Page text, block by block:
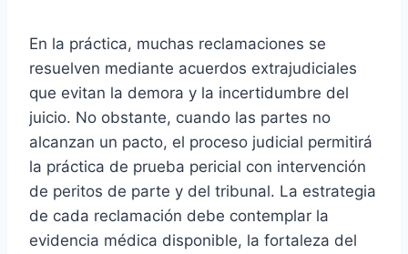
En la práctica, muchas reclamaciones se
resuelven mediante acuerdos extrajudiciales
que evitan la demora y la incertidumbre del
juicio. No obstante, cuando las partes no
alcanzan un pacto, el proceso judicial permitirá
la práctica de prueba pericial con intervención
de peritos de parte y del tribunal. La estrategia
de cada reclamación debe contemplar la
evidencia médica disponible, la fortaleza del